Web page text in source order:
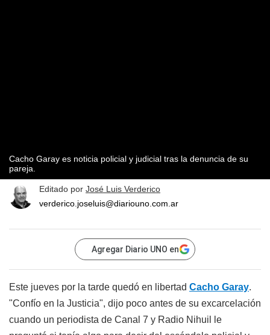
Cacho Garay es noticia policial y judicial tras la denuncia de su
pareja.
Editado por José Luis Verderico
verderico.joseluis@diariouno.com.ar
Agregar Diario UNO en
Este jueves por la tarde quedó en libertad Cacho Garay.
"Confío en la Justicia", dijo poco antes de su excarcelación
cuando un periodista de Canal 7 y Radio Nihuil le